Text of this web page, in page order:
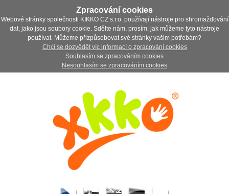
Zpracování cookies
Webové stránky společnosti KIKKO CZ s.r.o. používají nástroje pro shromažďování
dat, jako jsou soubory cookie. Sdělte nám, prosím, jak můžeme tyto nástroje
používat. Můžeme přizpůsobovat své stránky vašim potřebám?
Chci se dozvědět víc informací o zpracování cookies
Souhlasím se zpracováním cookies
Nesouhlasím se zpracováním cookies